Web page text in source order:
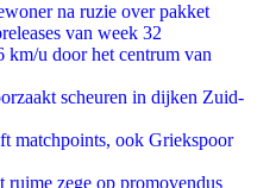
na ruzie over pakket
van week 32
km/u door het centrum van
scheuren in dijken Zuid-
matchpoints, ook Griekspoor
ruime zege op promovendus